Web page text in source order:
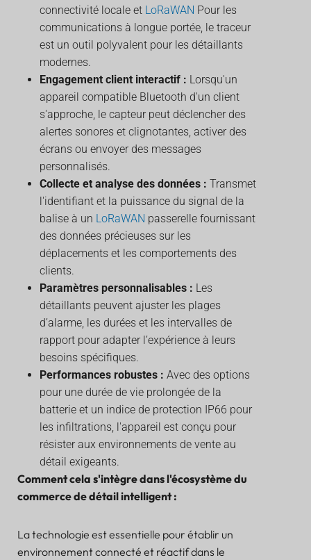
connectivité locale et LoRaWAN Pour les
communications à longue portée, le traceur
est un outil polyvalent pour les détaillants
modernes.
Engagement client interactif : Lorsqu'un
appareil compatible Bluetooth d'un client
s'approche, le capteur peut déclencher des
alertes sonores et clignotantes, activer des
écrans ou envoyer des messages
personnalisés.
Collecte et analyse des données : Transmet
l'identifiant et la puissance du signal de la
balise à un LoRaWAN passerelle fournissant
des données précieuses sur les
déplacements et les comportements des
clients.
Paramètres personnalisables : Les
détaillants peuvent ajuster les plages
d’alarme, les durées et les intervalles de
rapport pour adapter l’expérience à leurs
besoins spécifiques.
Performances robustes : Avec des options
pour une durée de vie prolongée de la
batterie et un indice de protection IP66 pour
les infiltrations, l'appareil est conçu pour
résister aux environnements de vente au
détail exigeants.
Comment cela s'intègre dans l'écosystème du
commerce de détail intelligent :
La technologie est essentielle pour établir un
environnement connecté et réactif dans le